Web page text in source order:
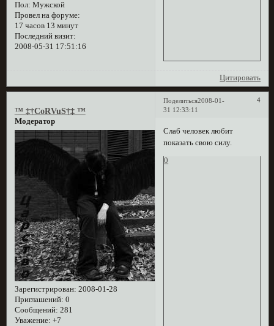
Пол: Мужской
Провел на форуме:
17 часов 13 минут
Последний визит:
2008-05-31 17:51:16
Цитировать
Поделиться 4
2008-01-
31 12:33:11
™ ‡†CoRVuS†‡ ™
Модератор
Зарегистрирован: 2008-01-28
Приглашений: 0
Сообщений: 281
Уважение: +7
Слаб человек любит
показать свою силу.
0